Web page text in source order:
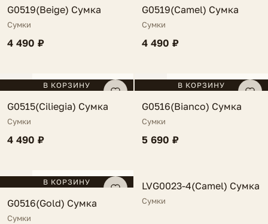
G0519(Beige) Сумка
Сумки
4 490 ₽
G0519(Camel) Сумка
Сумки
4 490 ₽
FV В КОРЗИНУ
G0515(Ciliegia) Сумка
Сумки
4 490 ₽
FV В КОРЗИНУ
G0516(Bianco) Сумка
Сумки
5 690 ₽
FV В КОРЗИНУ
G0516(Gold) Сумка
Сумки
NEW
FV
LVG0023-4(Camel) Сумка
Сумки